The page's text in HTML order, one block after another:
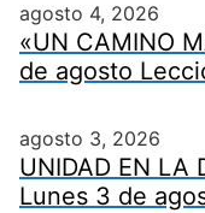
agosto 4, 2026
«UN CAMINO
de agosto
agosto 3, 2026
UNIDAD EN LA
Lunes 3 de